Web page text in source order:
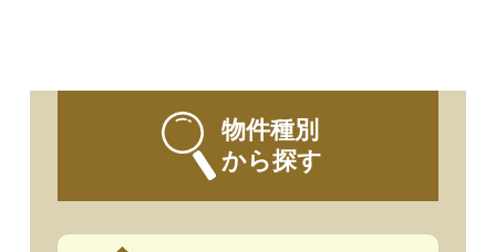
物件種別
から探す